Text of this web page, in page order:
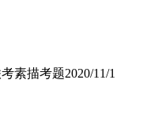
素描考题2020/11/1